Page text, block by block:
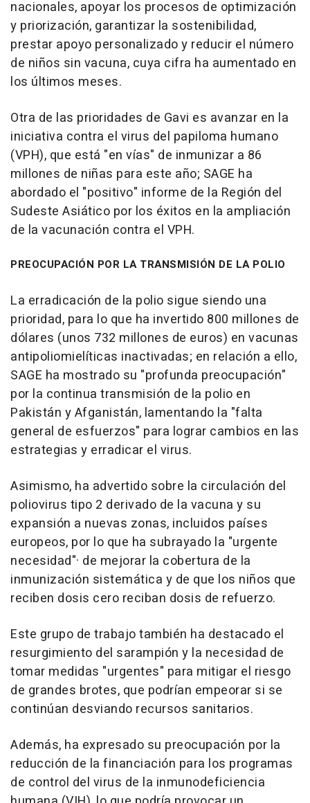
nacionales, apoyar los procesos de optimización
y priorización, garantizar la sostenibilidad,
prestar apoyo personalizado y reducir el número
de niños sin vacuna, cuya cifra ha aumentado en
los últimos meses.
Otra de las prioridades de Gavi es avanzar en la
iniciativa contra el virus del papiloma humano
(VPH), que está "en vías" de inmunizar a 86
millones de niñas para este año; SAGE ha
abordado el "positivo" informe de la Región del
Sudeste Asiático por los éxitos en la ampliación
de la vacunación contra el VPH.
PREOCUPACIÓN POR LA TRANSMISIÓN DE LA POLIO
La erradicación de la polio sigue siendo una
prioridad, para lo que ha invertido 800 millones de
dólares (unos 732 millones de euros) en vacunas
antipoliomielíticas inactivadas; en relación a ello,
SAGE ha mostrado su "profunda preocupación"
por la continua transmisión de la polio en
Pakistán y Afganistán, lamentando la "falta
general de esfuerzos" para lograr cambios en las
estrategias y erradicar el virus.
Asimismo, ha advertido sobre la circulación del
poliovirus tipo 2 derivado de la vacuna y su
expansión a nuevas zonas, incluidos países
europeos, por lo que ha subrayado la "urgente
necesidad"· de mejorar la cobertura de la
inmunización sistemática y de que los niños que
reciben dosis cero reciban dosis de refuerzo.
Este grupo de trabajo también ha destacado el
resurgimiento del sarampión y la necesidad de
tomar medidas "urgentes" para mitigar el riesgo
de grandes brotes, que podrían empeorar si se
continúan desviando recursos sanitarios.
Además, ha expresado su preocupación por la
reducción de la financiación para los programas
de control del virus de la inmunodeficiencia